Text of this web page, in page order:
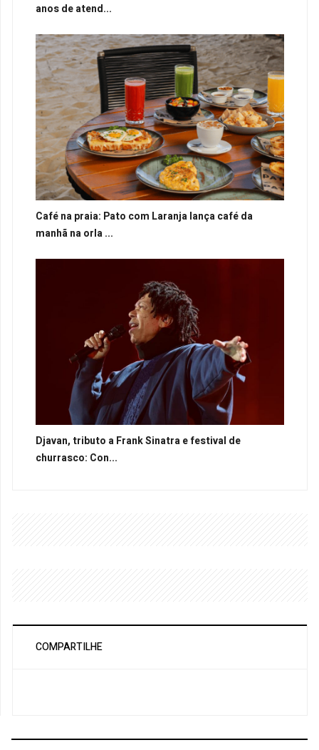
anos de atend...
Café na praia: Pato com Laranja lança café da
manhã na orla ...
Djavan, tributo a Frank Sinatra e festival de
churrasco: Con...
COMPARTILHE